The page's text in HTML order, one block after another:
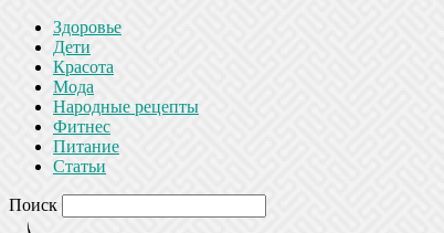
Здоровье
Дети
Красота
Мода
Народные рецепты
Фитнес
Питание
Статьи
Поиск